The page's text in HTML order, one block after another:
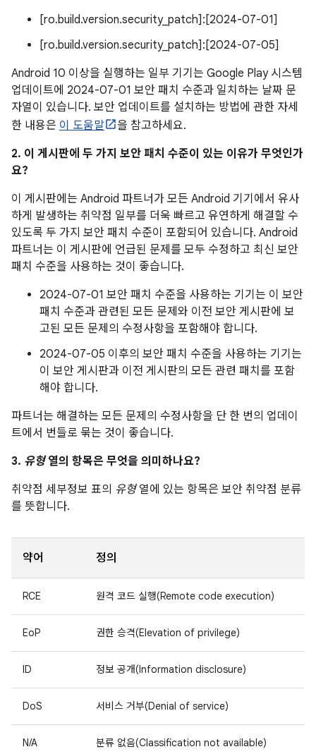
[ro.build.version.security_patch]:[2024-07-01]
[ro.build.version.security_patch]:[2024-07-05]
Android 10 이상을 실행하는 일부 기기는 Google Play 시스템
업데이트에 2024-07-01 보안 패치 수준과 일치하는 날짜 문
자열이 있습니다. 보안 업데이트를 설치하는 방법에 관한 자세
한 내용은 이 도움말
을 참고하세요.
2. 이 게시판에 두 가지 보안 패치 수준이 있는 이유가 무엇인가
요?
이 게시판에는 Android 파트너가 모든 Android 기기에서 유사
하게 발생하는 취약점 일부를 더욱 빠르고 유연하게 해결할 수
있도록 두 가지 보안 패치 수준이 포함되어 있습니다. Android
파트너는 이 게시판에 언급된 문제를 모두 수정하고 최신 보안
패치 수준을 사용하는 것이 좋습니다.
2024-07-01 보안 패치 수준을 사용하는 기기는 이 보안
패치 수준과 관련된 모든 문제와 이전 보안 게시판에 보
고된 모든 문제의 수정사항을 포함해야 합니다.
2024-07-05 이후의 보안 패치 수준을 사용하는 기기는
이 보안 게시판과 이전 게시판의 모든 관련 패치를 포함
해야 합니다.
파트너는 해결하는 모든 문제의 수정사항을 단 한 번의 업데이
트에서 번들로 묶는 것이 좋습니다.
3. 유형열의 항목은 무엇을 의미하나요?
취약점 세부정보 표의 유형열에 있는 항목은 보안 취약점 분류
를 뜻합니다.
약어 정의
RCE 원격 코드 실행(Remote code execution)
EoP 권한 승격(Elevation of privilege)
ID 정보 공개(Information disclosure)
DoS 서비스 거부(Denial of service)
N/A 분류 없음(Classification not available)